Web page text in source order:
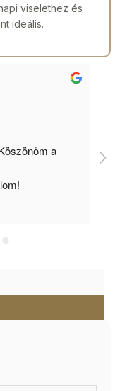
viselethez és
ideális.
a